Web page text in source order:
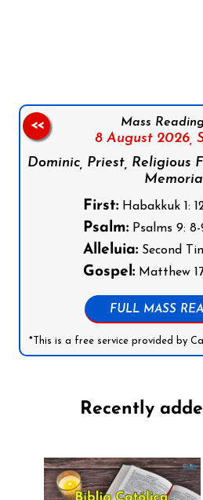
Mass
8 August 2026,
Dominic, Priest, Religious
First:Habakkuk 1:
Psalm:Psalms 9: 8-
Alleluia:Second
Gospel:Matthew
FULL MASS
*This is a free service provided by
<<
Recently